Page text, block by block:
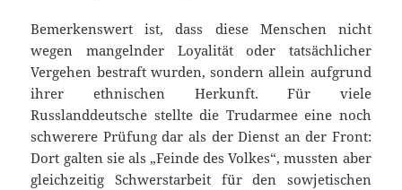
Bemerkenswert ist, dass diese Menschen nicht
wegen mangelnder Loyalität oder tatsächlicher
Vergehen bestraft wurden, sondern allein aufgrund
ihrer ethnischen Herkunft. Für viele
Russlanddeutsche stellte die Trudarmee eine noch
schwerere Prüfung dar als der Dienst an der Front:
Dort galten sie als „Feinde des Volkes“, mussten aber
gleichzeitig Schwerstarbeit für den sowjetischen